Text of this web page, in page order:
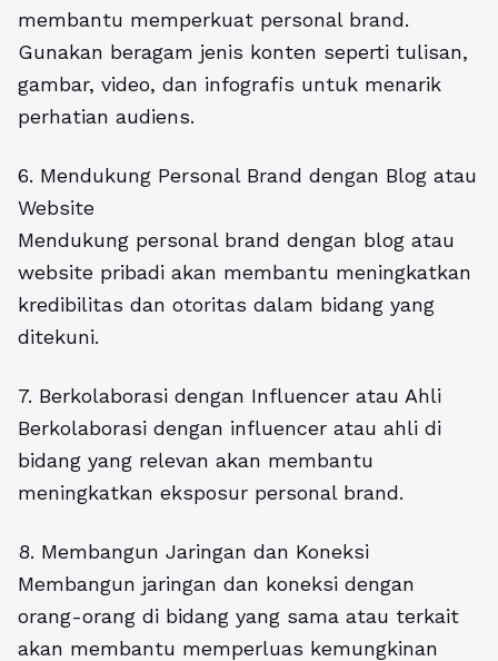
membantu memperkuat personal brand.
Gunakan beragam jenis konten seperti tulisan,
gambar, video, dan infografis untuk menarik
perhatian audiens.
6. Mendukung Personal Brand dengan Blog atau
Website
Mendukung personal brand dengan blog atau
website pribadi akan membantu meningkatkan
kredibilitas dan otoritas dalam bidang yang
ditekuni.
7. Berkolaborasi dengan Influencer atau Ahli
Berkolaborasi dengan influencer atau ahli di
bidang yang relevan akan membantu
meningkatkan eksposur personal brand.
8. Membangun Jaringan dan Koneksi
Membangun jaringan dan koneksi dengan
orang-orang di bidang yang sama atau terkait
akan membantu memperluas kemungkinan